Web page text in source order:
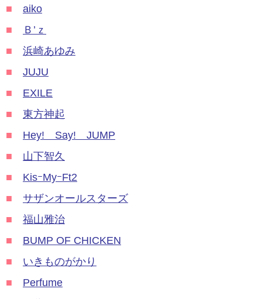
■
aiko
■
Ｂ’ｚ
■
浜崎あゆみ
■
JUJU
■
EXILE
■
東方神起
■
Hey! Say! JUMP
■
山下智久
■
KisｰMyｰFt2
■
サザンオールスターズ
■
福山雅治
■
BUMP OF CHICKEN
■
いきものがかり
■
Perfume